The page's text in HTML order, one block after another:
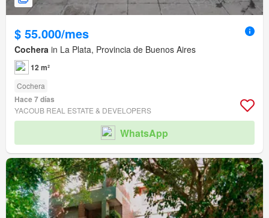
$ 55.000/mes
Cochera in La Plata, Provincia de Buenos Aires
12 m²
Cochera
Hace 7 días
YACOUB REAL ESTATE & DEVELOPERS
WhatsApp